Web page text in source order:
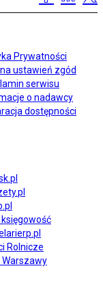
Prywatności
ustawień zgód
serwisu
o nadawcy
dostępności
księgowość
Rolnicze
Warszawy